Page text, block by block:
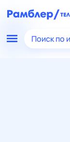
Поиск по